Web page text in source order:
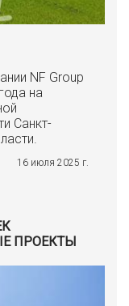
NF Group
на
Санкт-
16 июля 2025 г.
ПРОЕКТЫ